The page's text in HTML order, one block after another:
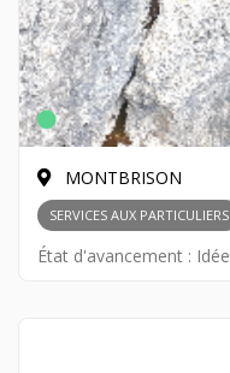
MONTBRISON
SERVICES AUX PARTICULIERS
État d'avancement : Idée